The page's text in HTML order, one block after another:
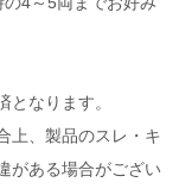
なります。
上、製品のスレ・キ
がある場合がござい